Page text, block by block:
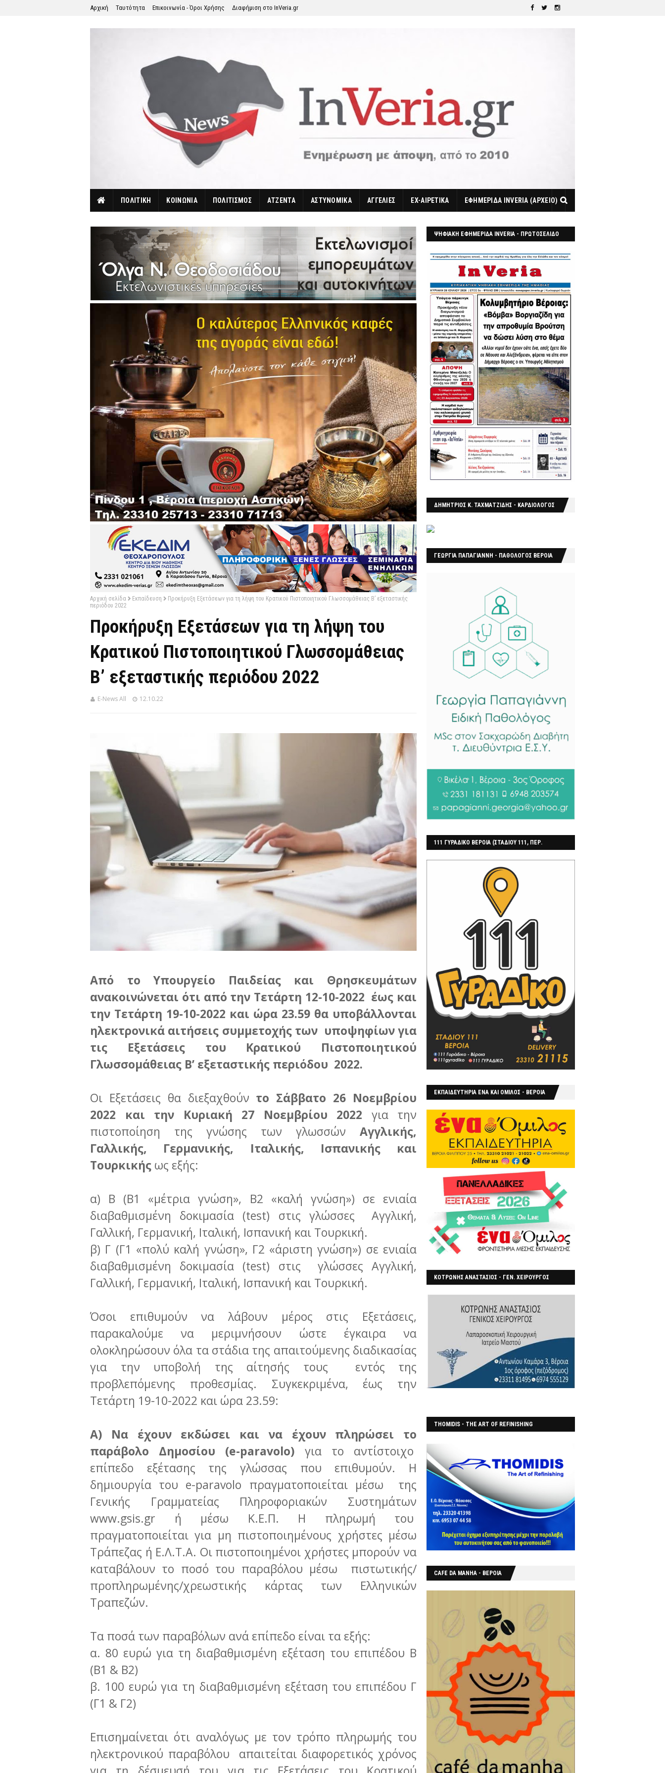
Αρχική Ταυτότητα Επικοινωνία - Όροι Χρήσης Διαφήμιση στο InVeria.gr
ΠΟΛΙΤΙΚΗ ΚΟΙΝΩΝΙΑ ΠΟΛΙΤΙΣΜΟΣ ΑΤΖΕΝΤΑ ΑΣΤΥΝΟΜΙΚΑ ΑΓΓΕΛΙΕΣ EX-ΑΙΡΕΤΙΚΑ ΕΦΗΜΕΡΙΔΑ INVERIA (ΑΡΧΕΙΟ)
Αρχική σελίδα Εκπαίδευση
Προκήρυξη Εξετάσεων για τη λήψη του Κρατικού Πιστοποιητικού Γλωσσομάθειας Β’ εξεταστικής
περιόδου 2022
Προκήρυξη Εξετάσεων για τη λήψη του
Κρατικού Πιστοποιητικού Γλωσσομάθειας
Β’ εξεταστικής περιόδου 2022
E-News All 12.10.22
Από το Υπουργείο Παιδείας και Θρησκευμάτων
ανακοινώνεται ότι από την Τετάρτη 12-10-2022 έως και
την Τετάρτη 19-10-2022 και ώρα 23.59 θα υποβάλλονται
ηλεκτρονικά αιτήσεις συμμετοχής των υποψηφίων για
τις Εξετάσεις του Κρατικού Πιστοποιητικού
Γλωσσομάθειας Β’ εξεταστικής περιόδου 2022.
Οι Εξετάσεις θα διεξαχθούν το Σάββατο 26 Νοεμβρίου
2022 και την Κυριακή 27 Νοεμβρίου 2022 για την
πιστοποίηση της γνώσης των γλωσσών Αγγλικής,
Γαλλικής, Γερμανικής, Ιταλικής, Ισπανικής και
Τουρκικής ως εξής:
α) Β (Β1 «μέτρια γνώση», Β2 «καλή γνώση») σε ενιαία
διαβαθμισμένη δοκιμασία (test) στις γλώσσες Αγγλική,
Γαλλική, Γερμανική, Ιταλική, Ισπανική και Τουρκική.
β) Γ (Γ1 «πολύ καλή γνώση», Γ2 «άριστη γνώση») σε ενιαία
διαβαθμισμένη δοκιμασία (test) στις γλώσσες Αγγλική,
Γαλλική, Γερμανική, Ιταλική, Ισπανική και Τουρκική.
Όσοι επιθυμούν να λάβουν μέρος στις Εξετάσεις,
παρακαλούμε να μεριμνήσουν ώστε έγκαιρα να
ολοκληρώσουν όλα τα στάδια της απαιτούμενης διαδικασίας
για την υποβολή της αίτησής τους εντός της
προβλεπόμενης προθεσμίας. Συγκεκριμένα, έως την
Τετάρτη 19-10-2022 και ώρα 23.59:
Α) Να έχουν εκδώσει και να έχουν πληρώσει το
παράβολο Δημοσίου (e-paravolo) για το αντίστοιχο
επίπεδο εξέτασης της γλώσσας που επιθυμούν. Η
δημιουργία του e-paravolo πραγματοποιείται μέσω της
Γενικής Γραμματείας Πληροφοριακών Συστημάτων
www.gsis.gr ή μέσω Κ.Ε.Π. Η πληρωμή του
πραγματοποιείται για μη πιστοποιημένους χρήστες μέσω
Τράπεζας ή Ε.Λ.Τ.Α. Οι πιστοποιημένοι χρήστες μπορούν να
καταβάλουν το ποσό του παραβόλου μέσω πιστωτικής/
προπληρωμένης/χρεωστικής κάρτας των Ελληνικών
Τραπεζών.
Τα ποσά των παραβόλων ανά επίπεδο είναι τα εξής:
α. 80 ευρώ για τη διαβαθμισμένη εξέταση του επιπέδου Β
(Β1 & Β2)
β. 100 ευρώ για τη διαβαθμισμένη εξέταση του επιπέδου Γ
(Γ1 & Γ2)
Επισημαίνεται ότι αναλόγως με τον τρόπο πληρωμής του
ηλεκτρονικού παραβόλου απαιτείται διαφορετικός χρόνος
ΨΗΦΙΑΚΗ ΕΦΗΜΕΡΙΔΑ INVERIA - ΠΡΩΤΟΣΕΛΙΔΟ
ΔΗΜΗΤΡΙΟΣ Κ. ΤΑΧΜΑΤΖΙΔΗΣ - ΚΑΡΔΙΟΛΟΓΟΣ
ΓΕΩΡΓΙΑ ΠΑΠΑΓΙΑΝΝΗ - ΠΑΘΟΛΟΓΟΣ ΒΕΡΟΙΑ
111 ΓΥΡΑΔΙΚΟ ΒΕΡΟΙΑ (ΣΤΑΔΙΟΥ 111, ΠΕΡ.
ΕΚΠΑΙΔΕΥΤΗΡΙΑ ΕΝΑ ΚΑΙ ΟΜΙΛΟΣ - ΒΕΡΟΙΑ
ΚΟΤΡΩΝΗΣ ΑΝΑΣΤΑΣΙΟΣ - ΓΕΝ. ΧΕΙΡΟΥΡΓΟΣ
THOMIDIS - THE ART OF REFINISHING
CAFE DA MANHA - ΒΕΡΟΙΑ